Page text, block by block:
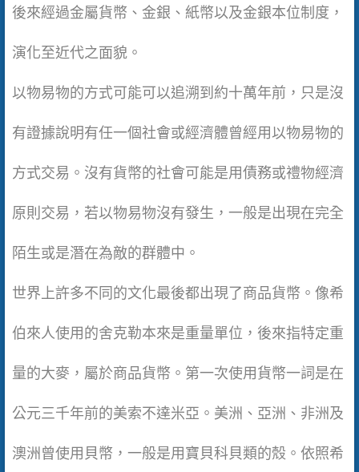
後來經過金屬貨幣、金銀、紙幣以及金銀本位制度，
演化至近代之面貌。
以物易物的方式可能可以追溯到約十萬年前，只是沒
有證據說明有任一個社會或經濟體曾經用以物易物的
方式交易。沒有貨幣的社會可能是用債務或禮物經濟
原則交易，若以物易物沒有發生，一般是出現在完全
陌生或是潛在為敵的群體中。
世界上許多不同的文化最後都出現了商品貨幣。像希
伯來人使用的舍克勒本來是重量單位，後來指特定重
量的大麥，屬於商品貨幣。第一次使用貨幣一詞是在
公元三千年前的美索不達米亞。美洲、亞洲、非洲及
澳洲曾使用貝幣，一般是用寶貝科貝類的殼。依照希